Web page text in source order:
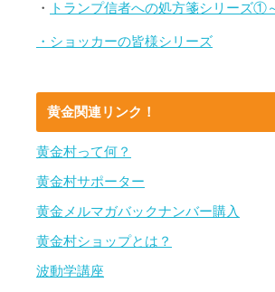
・ トランプ信者への処方箋シリーズ①
・ショッカーの皆様シリーズ
黄金関連リンク！
黄金村って何？
黄金村サポーター
黄金メルマガバックナンバー購入
黄金村ショップとは？
波動学講座